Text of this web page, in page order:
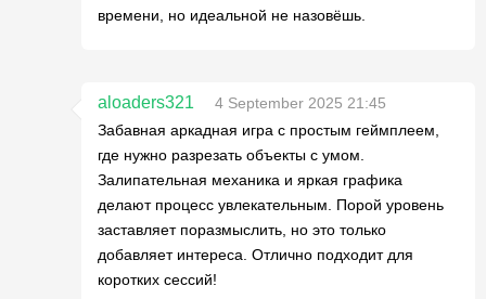
времени, но идеальной не назовёшь.
aloaders321
4 September 2025 21:45
Забавная аркадная игра с простым геймплеем,
где нужно разрезать объекты с умом.
Залипательная механика и яркая графика
делают процесс увлекательным. Порой уровень
заставляет поразмыслить, но это только
добавляет интереса. Отлично подходит для
коротких сессий!